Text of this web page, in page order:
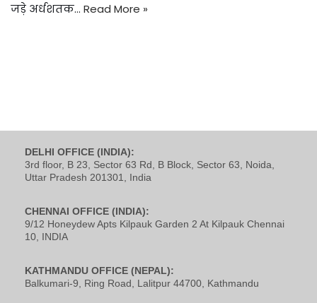
जड़े अर्धशतक… Read More »
DELHI OFFICE (INDIA):
3rd floor, B 23, Sector 63 Rd, B Block, Sector 63, Noida,
Uttar Pradesh 201301, India
CHENNAI OFFICE (INDIA):
9/12 Honeydew Apts Kilpauk Garden 2 At Kilpauk Chennai
10, INDIA
KATHMANDU OFFICE (NEPAL):
Balkumari-9, Ring Road, Lalitpur 44700, Kathmandu